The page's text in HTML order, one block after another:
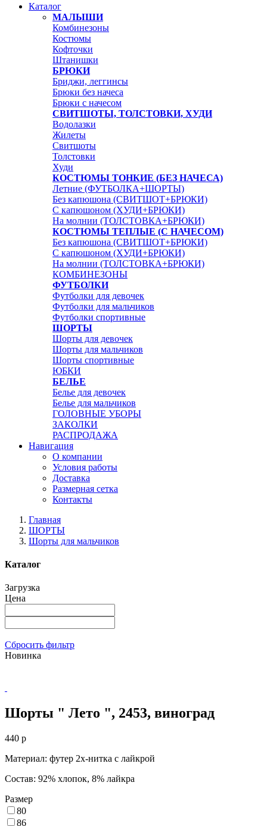
Каталог
МАЛЫШИ
Комбинезоны
Костюмы
Кофточки
Штанишки
БРЮКИ
Бриджи, леггинсы
Брюки без начеса
Брюки с начесом
СВИТШОТЫ, ТОЛСТОВКИ, ХУДИ
Водолазки
Жилеты
Свитшоты
Толстовки
Худи
КОСТЮМЫ ТОНКИЕ (БЕЗ НАЧЕСА)
Летние (ФУТБОЛКА+ШОРТЫ)
Без капюшона (СВИТШОТ+БРЮКИ)
С капюшоном (ХУДИ+БРЮКИ)
На молнии (ТОЛСТОВКА+БРЮКИ)
КОСТЮМЫ ТЕПЛЫЕ (С НАЧЕСОМ)
Без капюшона (СВИТШОТ+БРЮКИ)
С капюшоном (ХУДИ+БРЮКИ)
На молнии (ТОЛСТОВКА+БРЮКИ)
КОМБИНЕЗОНЫ
ФУТБОЛКИ
Футболки для девочек
Футболки для мальчиков
Футболки спортивные
ШОРТЫ
Шорты для девочек
Шорты для мальчиков
Шорты спортивные
ЮБКИ
БЕЛЬЕ
Белье для девочек
Белье для мальчиков
ГОЛОВНЫЕ УБОРЫ
ЗАКОЛКИ
РАСПРОДАЖА
Навигация
О компании
Условия работы
Доставка
Размерная сетка
Контакты
Главная
ШОРТЫ
Шорты для мальчиков
Каталог
Загрузка
Цена
Сбросить фильтр
Новинка
Шорты " Лето ", 2453, виноград
440 p
Материал: футер 2х-нитка с лайкрой
Состав: 92% хлопок, 8% лайкра
Размер
80
86